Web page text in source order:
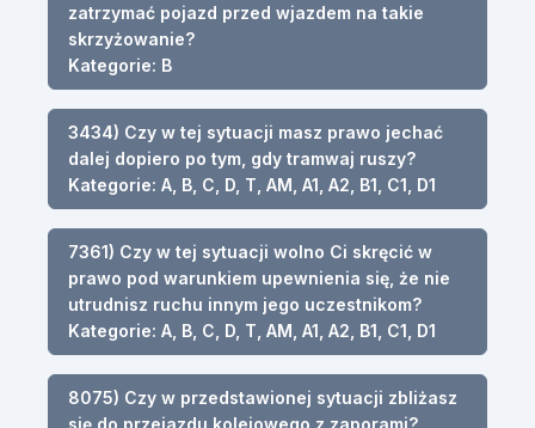
zatrzymać pojazd przed wjazdem na takie
skrzyżowanie?
Kategorie: B
3434) Czy w tej sytuacji masz prawo jechać
dalej dopiero po tym, gdy tramwaj ruszy?
Kategorie: A, B, C, D, T, AM, A1, A2, B1, C1, D1
7361) Czy w tej sytuacji wolno Ci skręcić w
prawo pod warunkiem upewnienia się, że nie
utrudnisz ruchu innym jego uczestnikom?
Kategorie: A, B, C, D, T, AM, A1, A2, B1, C1, D1
8075) Czy w przedstawionej sytuacji zbliżasz
się do przejazdu kolejowego z zaporami?